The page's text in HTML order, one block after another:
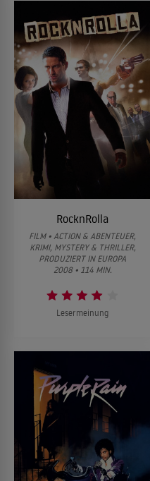
RocknRolla
FILM • ACTION & ABENTEUER,
KRIMI, MYSTERY & THRILLER,
PRODUZIERT IN EUROPA
2008 • 114 MIN.
Lesermeinung